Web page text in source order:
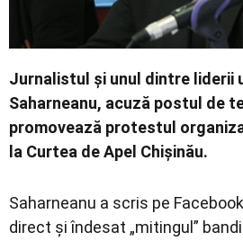
Jurnalistul și unul dintre liderii
Saharneanu, acuză postul de
promovează protestul
la Curtea de Apel Chișinău.
Saharneanu a scris pe
direct și îndesat „mitingul”